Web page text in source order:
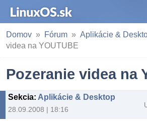
Domov Fórum Aplikácie &
videa na YOUTUBE
Pozeranie videa na
Sekcia: Aplikácie & Desktop
28.09.2008 | 18:16